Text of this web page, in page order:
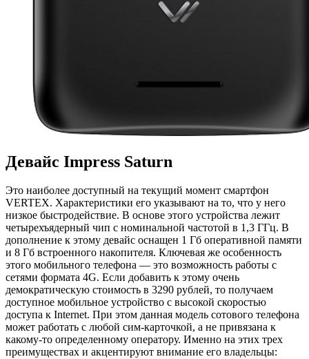
Девайс Impress Saturn
Это наиболее доступный на текущий момент смартфон
VERTEX. Характеристики его указывают на то, что у него
низкое быстродействие. В основе этого устройства лежит
четырехъядерный чип с номинальной частотой в 1,3 ГГц. В
дополнение к этому девайс оснащен 1 Гб оперативной памяти
и 8 Гб встроенного накопителя. Ключевая же особенность
этого мобильного телефона — это возможность работы с
сетями формата 4G. Если добавить к этому очень
демократическую стоимость в 3290 рублей, то получаем
доступное мобильное устройство с высокой скоростью
доступа к Internet. При этом данная модель сотового телефона
может работать с любой сим-карточкой, а не привязана к
какому-то определенному оператору. Именно на этих трех
преимуществах и акцентируют внимание его владельцы: